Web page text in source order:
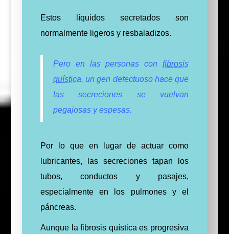
Estos líquidos secretados son
normalmente ligeros y resbaladizos.
Pero en las personas con fibrosis
quística, un gen defectuoso hace que
las secreciones se vuelvan
pegajosas y espesas.
Por lo que en lugar de actuar como
lubricantes, las secreciones tapan los
tubos, conductos y pasajes,
especialmente en los pulmones y el
páncreas.
Aunque la fibrosis quística es progresiva